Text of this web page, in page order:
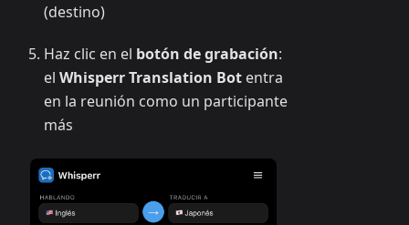
(destino)
Haz clic en el botón de grabación:
el Whisperr Translation Bot entra
en la reunión como un participante
más